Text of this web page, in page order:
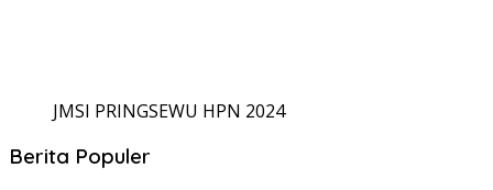
JMSI PRINGSEWU HPN 2024
Berita Populer